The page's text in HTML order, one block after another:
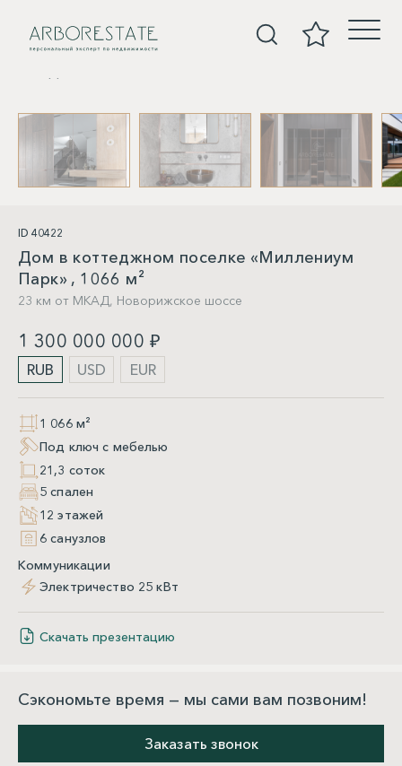
ID 40422
Дом в коттеджном поселке «Миллениум
Парк» , 1066 м²
23 км от МКАД, Новорижское шоссе
1 300 000 000 ₽
RUB USD EUR
1 066 м²
Под ключ с мебелью
21,3 соток
5 спален
12 этажей
6 санузлов
Коммуникации
Электричество 25 кВт
Скачать презентацию
Сэкономьте время — мы сами вам позвоним!
Заказать звонок